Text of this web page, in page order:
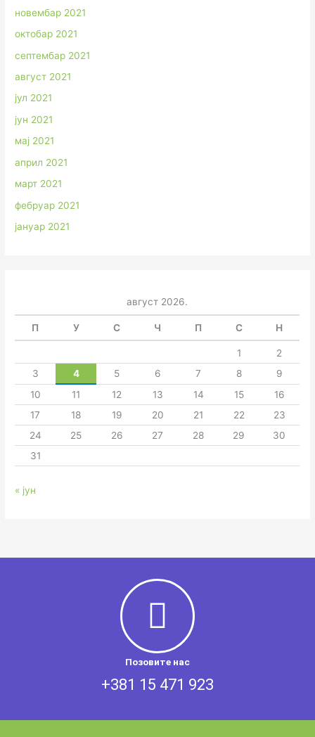
новембар 2021
октобар 2021
септембар 2021
август 2021
јул 2021
јун 2021
мај 2021
април 2021
март 2021
фебруар 2021
јануар 2021
август 2026.
П У С Ч П С Н
1
2
3
4 5 6 7 8
9
10
11 12 13 14 15
16
17
18 19 20 21 22
23
24
25 26 27 28 29
30
31
« јун
Позовите нас
+381 15 471 923